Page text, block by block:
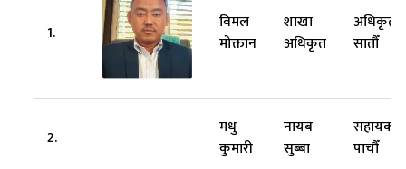
1.
विमल
मोक्तान
शाखा
अधिकृत
सातौँ
2.
मधु
कुमारी
नायब
सुब्बा
पाचौँ